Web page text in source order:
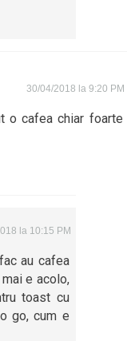
30/04/2018 la 9:20 PM
o cafea chiar foarte
la 10:15 PM
au cafea
e acolo,
toast cu
go, cum e